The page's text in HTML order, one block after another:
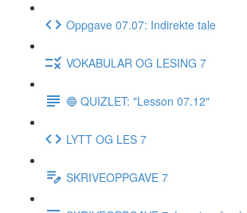
Oppgave 07.07: Indirekte tale
VOKABULAR OG LESING 7
🔵 QUIZLET: "Lesson 07.12"
LYTT OG LES 7
SKRIVEOPPGAVE 7